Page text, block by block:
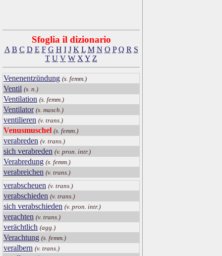
Sfoglia il dizionario
A B C D E F G H I J K L M N O P Q R S
T U V W X Y Z
Venenentzündung (s. femm.)
Ventil (s. n.)
Ventilation (s. femm.)
Ventilator (s. masch.)
ventilieren (v. trans.)
Venusmuschel (s. femm.)
verabreden (v. trans.)
sich verabreden (v. pron. intr.)
Verabredung (s. femm.)
verabreichen (v. trans.)
verabscheuen (v. trans.)
verabschieden (v. trans.)
sich verabschieden (v. pron. intr.)
verachten (v. trans.)
verächtlich (agg.)
Verachtung (s. femm.)
veralbern (v. trans.)